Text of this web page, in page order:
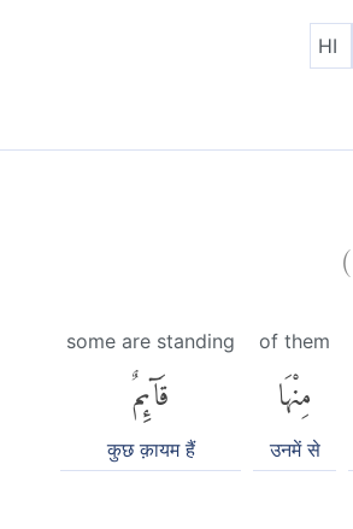
)
of them
مِنْهَا
उनमें से
some are standing
قَآئِمٌ
कुछ क़ायम हैं